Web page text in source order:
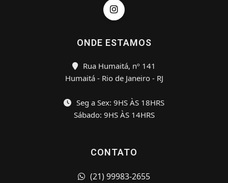
ONDE ESTAMOS
Rua Humaitá, nº 141
Humaitá - Rio de Janeiro - RJ
Seg a Sex: 9HS ÀS 18HRS
Sábado: 9HS ÀS 14HRS
CONTATO
(21) 99983-2655